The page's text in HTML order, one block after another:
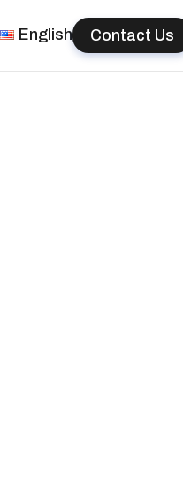
English Contact Us